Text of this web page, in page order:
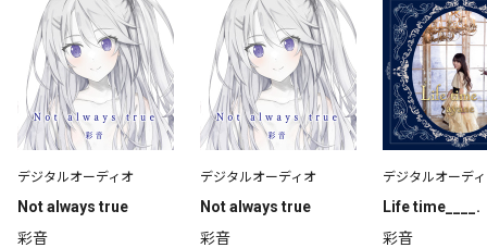
デジタルオーディオ
Not always true
彩音
デジタルオーディオ
Not always true
彩音
デジタルオーデ
Life time____.
彩音